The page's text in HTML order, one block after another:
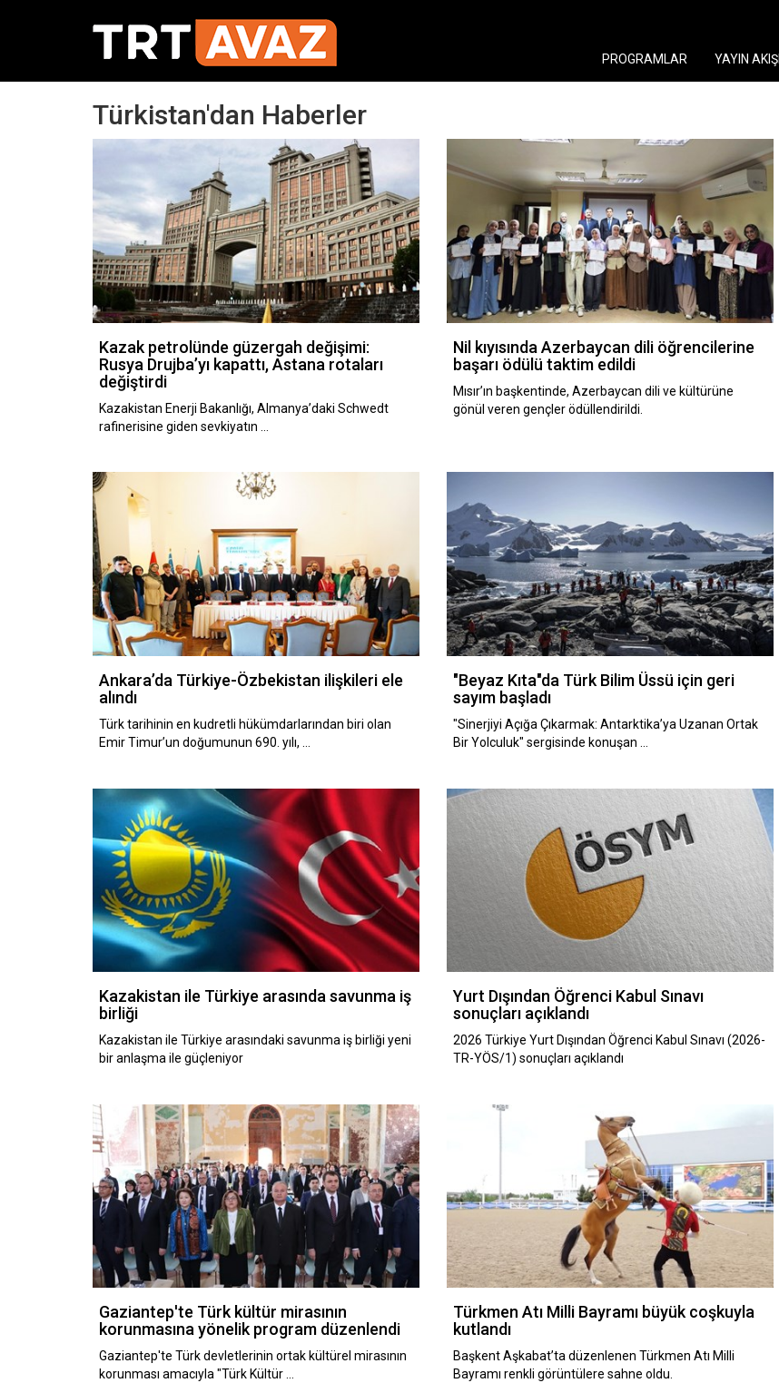
PROGRAMLAR YAYIN AKIŞI
Türkistan'dan Haberler
Kazak petrolünde güzergah değişimi:
Rusya Drujba’yı kapattı, Astana rotaları
değiştirdi
Kazakistan Enerji Bakanlığı, Almanya’daki Schwedt
rafinerisine giden sevkiyatın …
Nil kıyısında Azerbaycan dili öğrencilerine
başarı ödülü taktim edildi
Mısır’ın başkentinde, Azerbaycan dili ve kültürüne
gönül veren gençler ödüllendirildi.
Ankara’da Türkiye-Özbekistan ilişkileri ele
alındı
Türk tarihinin en kudretli hükümdarlarından biri olan
Emir Timur’un doğumunun 690. yılı, …
"Beyaz Kıta"da Türk Bilim Üssü için geri
sayım başladı
"Sinerjiyi Açığa Çıkarmak: Antarktika’ya Uzanan Ortak
Bir Yolculuk" sergisinde konuşan …
Kazakistan ile Türkiye arasında savunma iş
birliği
Kazakistan ile Türkiye arasındaki savunma iş birliği yeni
bir anlaşma ile güçleniyor
Yurt Dışından Öğrenci Kabul Sınavı
sonuçları açıklandı
2026 Türkiye Yurt Dışından Öğrenci Kabul Sınavı (2026-
TR-YÖS/1) sonuçları açıklandı
Gaziantep'te Türk kültür mirasının
korunmasına yönelik program düzenlendi
Gaziantep'te Türk devletlerinin ortak kültürel mirasının
korunması amacıyla "Türk Kültür …
Türkmen Atı Milli Bayramı büyük coşkuyla
kutlandı
Başkent Aşkabat’ta düzenlenen Türkmen Atı Milli
Bayramı renkli görüntülere sahne oldu.